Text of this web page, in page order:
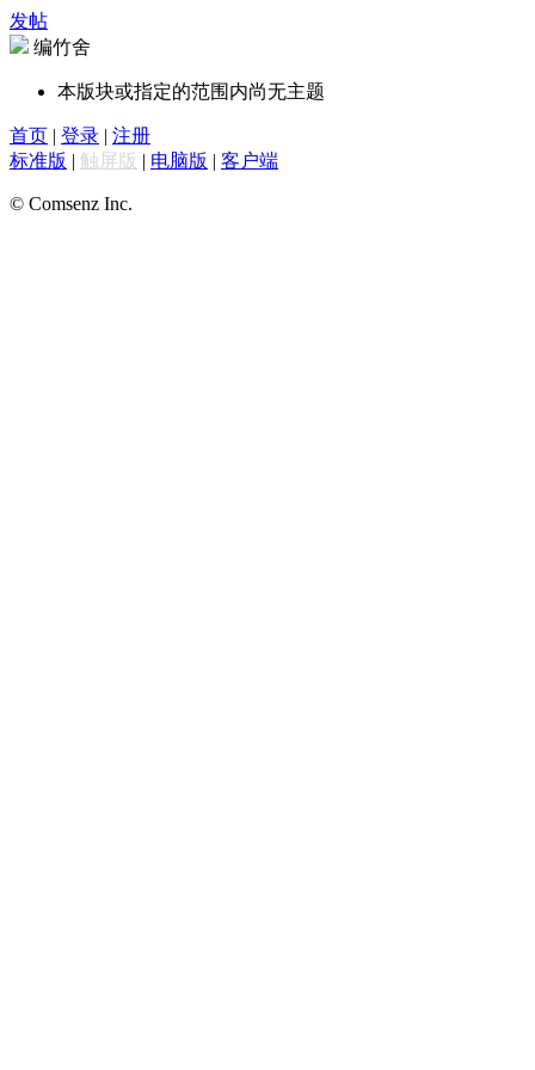
发帖
编竹舍
本版块或指定的范围内尚无主题
首页 | 登录 | 注册
标准版 | 触屏版 | 电脑版 | 客户端
© Comsenz Inc.